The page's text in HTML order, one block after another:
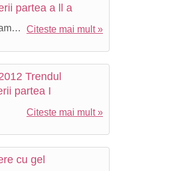
partea a ll a
Citeste mai mult »
Trendul
partea I
Citeste mai mult »
cu gel